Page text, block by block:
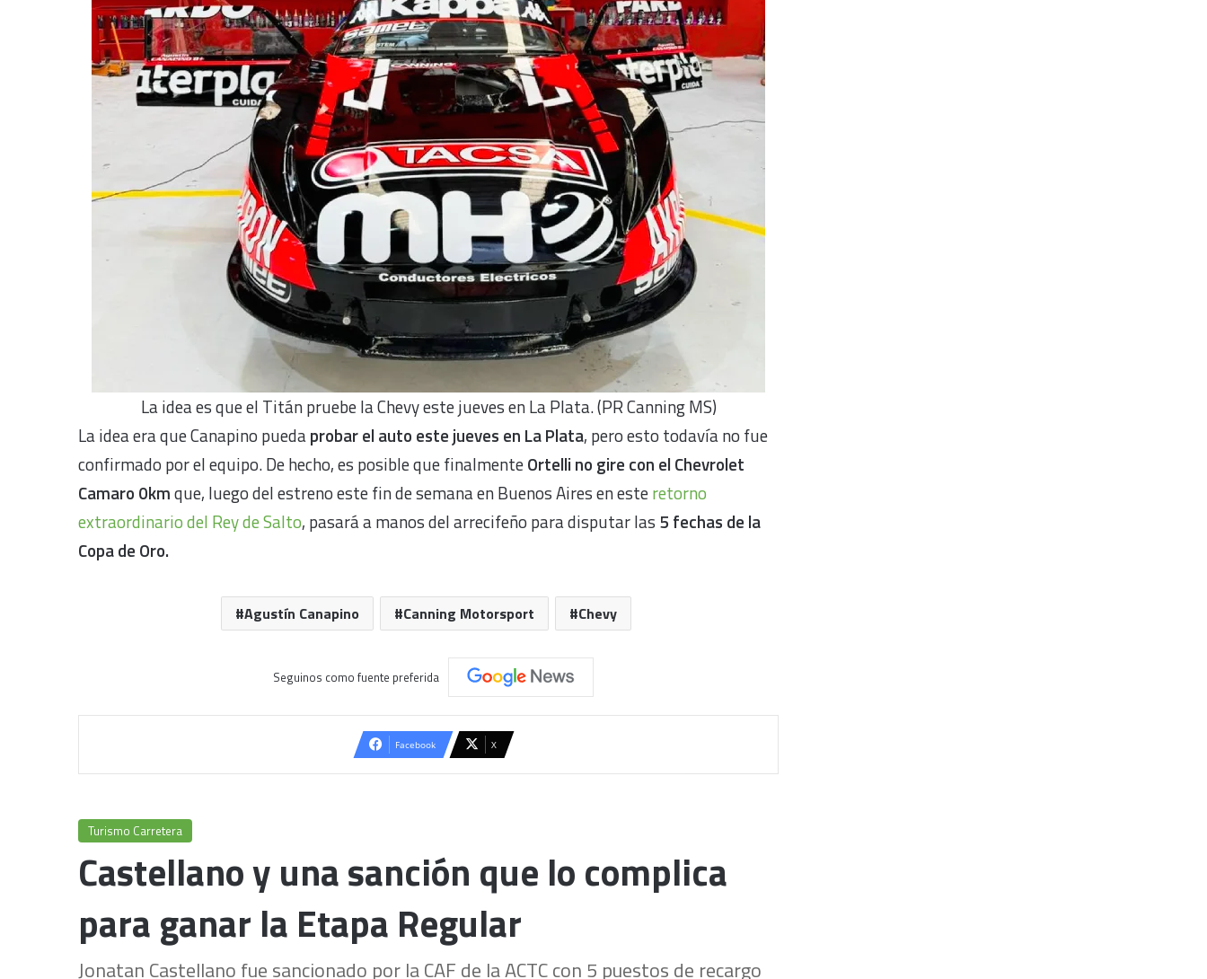
La idea es que el Titán pruebe la Chevy este jueves en La Plata. (PR Canning MS)
La idea era que Canapino puedaprobar el auto este jueves en La Plata, pero esto todavía no fue
confirmado por el equipo. De hecho, es posible que finalmenteOrtelli no gire con el Chevrolet
Camaro 0kmque, luego del estreno este fin de semana en Buenos Aires en esteretorno
extraordinario del Rey de Salto, pasará a manos del arrecifeño para disputar las 5 fechas de la
Copa de Oro.
Agustín Canapino Canning Motorsport Chevy
Seguinos como fuente preferida
Facebook X